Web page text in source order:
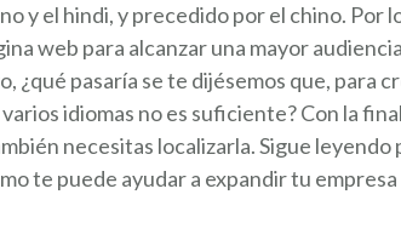
y el hindi, y precedido por el chino. Por
web para alcanzar una mayor
¿qué pasaría se te dijésemos que, para
idiomas no es suficiente? Con la
necesitas localizarla. Sigue leyendo
te puede ayudar a expandir tu